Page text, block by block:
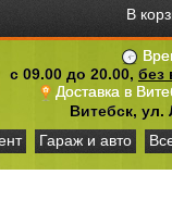
В
с 09.00 до 20.00, без
Доставка в
Витебск, ул.
Гараж и авто